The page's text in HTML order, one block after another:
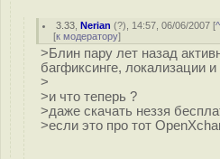
3.33 ,Nerian (?), 14:57, 06/06/2007 [^
[к модератору]
>Блин пару лет назад
багфиксинге, локализации и
>
>и что теперь ?
>даже скачать неззя
>если это про тот